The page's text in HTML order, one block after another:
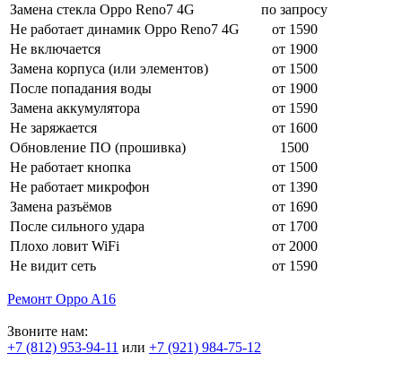
Замена стекла Oppo Reno7 4G
по запросу
Не работает динамик Oppo Reno7 4G
от 1590
Не включается
от 1900
Замена корпуса (или элементов)
от 1500
После попадания воды
от 1900
Замена аккумулятора
от 1590
Не заряжается
от 1600
Обновление ПО (прошивка)
1500
Не работает кнопка
от 1500
Не работает микрофон
от 1390
Замена разъёмов
от 1690
После сильного удара
от 1700
Плохо ловит WiFi
от 2000
Не видит сеть
от 1590
Ремонт Oppo A16
Звоните нам:
+7 (812) 953-94-11 или +7 (921) 984-75-12